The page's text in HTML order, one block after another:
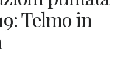
Telmo in